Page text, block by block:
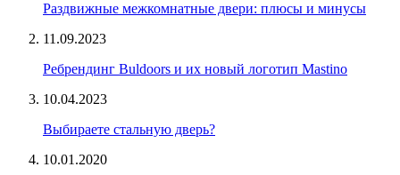
Раздвижные межкомнатные двери: плюсы и минусы
11.09.2023
Ребрендинг Buldoors и их новый логотип Mastino
10.04.2023
Выбираете стальную дверь?
10.01.2020